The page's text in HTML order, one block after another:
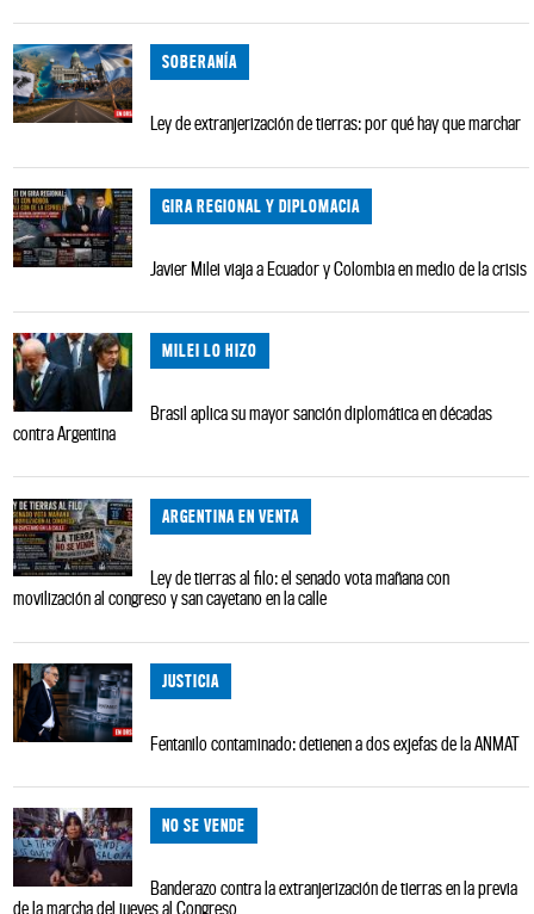
SOBERANÍA
Ley de extranjerización de tierras: por qué hay que marchar
GIRA REGIONAL Y DIPLOMACIA
Javier Milei viaja a Ecuador y Colombia en medio de la crisis
MILEI LO HIZO
Brasil aplica su mayor sanción diplomática en décadas
contra Argentina
ARGENTINA EN VENTA
Ley de tierras al filo: el senado vota mañana con
movilización al congreso y san cayetano en la calle
JUSTICIA
Fentanilo contaminado: detienen a dos exjefas de la ANMAT
NO SE VENDE
Banderazo contra la extranjerización de tierras en la previa
de la marcha del jueves al Congreso